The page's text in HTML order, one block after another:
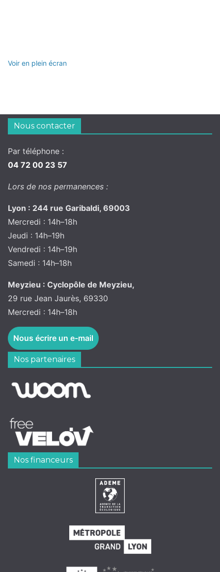
Voir en plein écran
Nous contacter
Par téléphone :
04 72 00 23 57
Lors de nos permanences :
Lyon : 244 rue Garibaldi, 69003
Mercredi : 14h–18h
Jeudi : 14h–19h
Vendredi : 14h–19h
Samedi : 14h–18h
Meyzieu : Cyclopôle de Meyzieu,
29 rue Jean Jaurès, 69330
Mercredi : 14h–18h
Nous écrire un e-mail
Nos partenaires
Nos financeurs